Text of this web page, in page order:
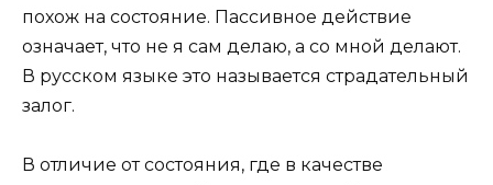
похож на состояние. Пассивное действие
означает, что не я сам делаю, а со мной делают.
В русском языке это называется страдательный
залог.
В отличие от состояния, где в качестве